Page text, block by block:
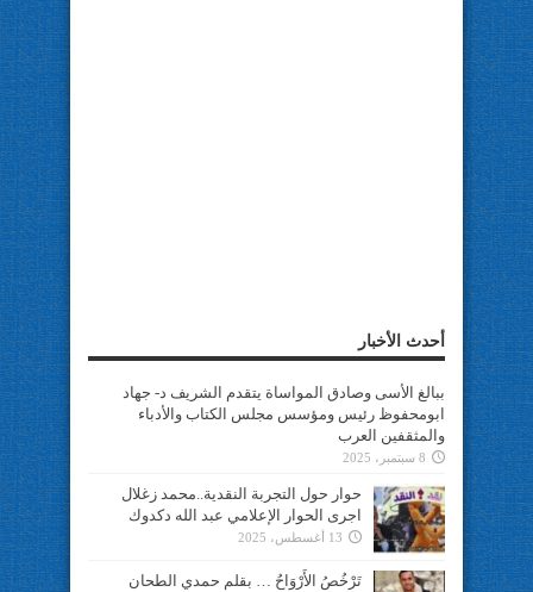
أحدث الأخبار
ببالغ الأسى وصادق المواساة يتقدم الشريف د- جهاد
ابومحفوظ رئيس ومؤسس مجلس الكتاب والأدباء
والمثقفين العرب
8 سبتمبر، 2025
حوار حول التجربة النقدية..محمد زغلال
اجرى الحوار الإعلامي عبد الله دكدوك
13 أغسطس، 2025
تَرْخُصُ الأَرْوَاحُ … بقلم حمدي الطحان